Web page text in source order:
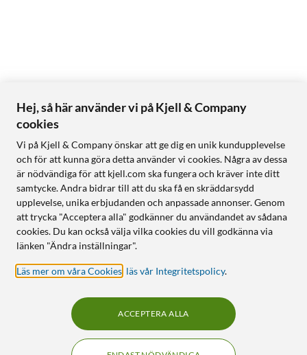
Hej, så här använder vi på Kjell & Company
cookies
Vi på Kjell & Company önskar att ge dig en unik kundupplevelse
och för att kunna göra detta använder vi cookies. Några av dessa
är nödvändiga för att kjell.com ska fungera och kräver inte ditt
samtycke. Andra bidrar till att du ska få en skräddarsydd
upplevelse, unika erbjudanden och anpassade annonser. Genom
att trycka "Acceptera alla" godkänner du användandet av sådana
cookies. Du kan också välja vilka cookies du vill godkänna via
länken "Ändra inställningar".
Läs mer om våra Cookies läs vår Integritetspolicy.
ACCEPTERA ALLA